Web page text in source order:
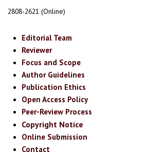
2808-2621 (Online)
Editorial Team
Reviewer
Focus and Scope
Author Guidelines
Publication Ethics
Open Access Policy
Peer-Review Process
Copyright Notice
Online Submission
Contact